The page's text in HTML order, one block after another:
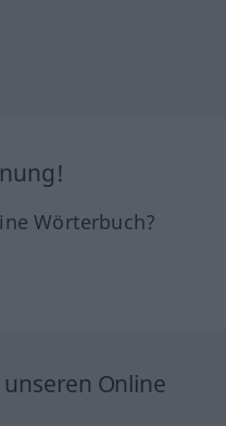
Wörterbuch?
unseren Online